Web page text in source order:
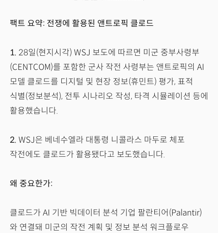
팩트 요약: 전쟁에 활용된 앤트로픽 클로드
1. 28일(현지시각) WSJ 보도에 따르면 미군 중부사령부
(CENTCOM)를 포함한 군사 작전 사령부는 앤트로픽의 AI
모델 클로드를 디지털 및 현장 정보(휴민트) 평가, 표적
식별(정보분석), 전투 시나리오 작성, 타격 시뮬레이션 등에
활용했습니다.
2. WSJ은 베네수엘라 대통령 니콜라스 마두로 체포
작전에도 클로드가 활용됐다고 보도했습니다.
왜 중요한가:
클로드가 AI 기반 빅데이터 분석 기업 팔란티어(Palantir)
와 연결돼 미군의 작전 계획 및 정보 분석 워크플로우